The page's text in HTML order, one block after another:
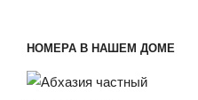
НОМЕРА В НАШЕМ ДОМЕ